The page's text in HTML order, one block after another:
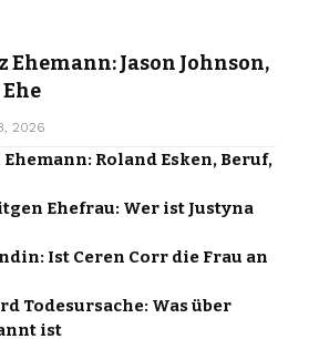
Ehemann: Jason Johnson,
2026
Ehemann: Roland Esken, Beruf,
Ehefrau: Wer ist Justyna
Ist Ceren Corr die Frau an
Todesursache: Was über
ist